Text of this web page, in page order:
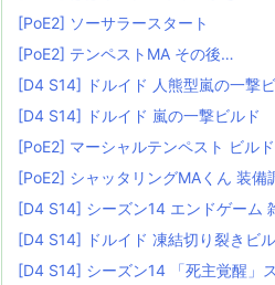
[PoE2] ソーサラースタート
[PoE2] テンペストMA その後…
[D4 S14] ドルイド 人熊型嵐の一撃
[D4 S14] ドルイド 嵐の一撃ビルド
[PoE2] マーシャルテンペスト ビル
[PoE2] シャッタリングMAくん 装備
[D4 S14] シーズン14 エンドゲーム
[D4 S14] ドルイド 凍結切り裂きビ
[D4 S14] シーズン14 「死主覚醒」